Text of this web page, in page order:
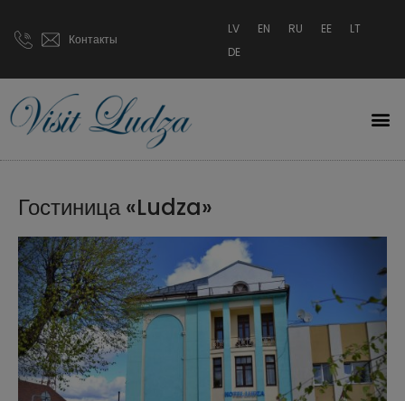
Контакты
LV EN RU EE
LT
DE
Гостиница «Ludza»